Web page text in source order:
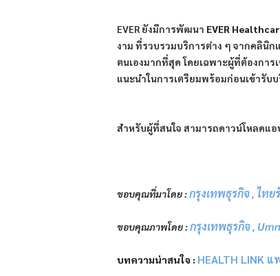
EVER ยังมีการพัฒนา EVER
งาม ที่รวบรวมบริการต่าง ๆ จากคลินิก
ตนเองมากที่สุด โดยเฉพาะผู้ที่ต้องกา
แนะนำในการเตรียมพร้อมก่อนเข้ารับ
สำหรับผู้ที่สนใจ สามารถดาวน์โหลดแอ
ขอบคุณที่มาโดย :กรุงเทพธุรกิจ, ไทย
ขอบคุณภาพโดย :กรุงเทพธุรกิจ,
บทความน่าสนใจ : HEALTH LINK